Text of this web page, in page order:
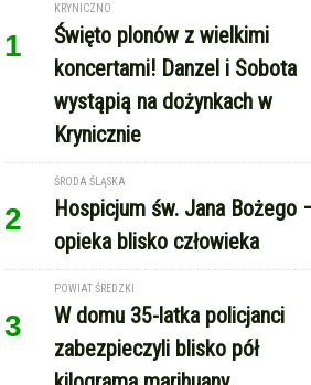
1
KRYNICZNO
Święto plonów z wielkimi
koncertami! Danzel i Sobota
wystąpią na dożynkach w
Krynicznie
2
ŚRODA ŚLĄSKA
Hospicjum św. Jana Bożego
opieka blisko człowieka
3
POWIAT ŚREDZKI
W domu 35-latka policjanci
zabezpieczyli blisko pół